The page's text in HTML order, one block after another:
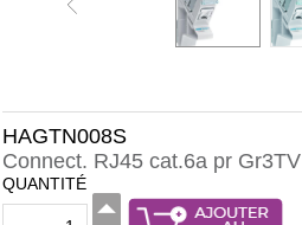
HAGTN008S
Connect. RJ45 cat.6a pr Gr3TV
QUANTITÉ